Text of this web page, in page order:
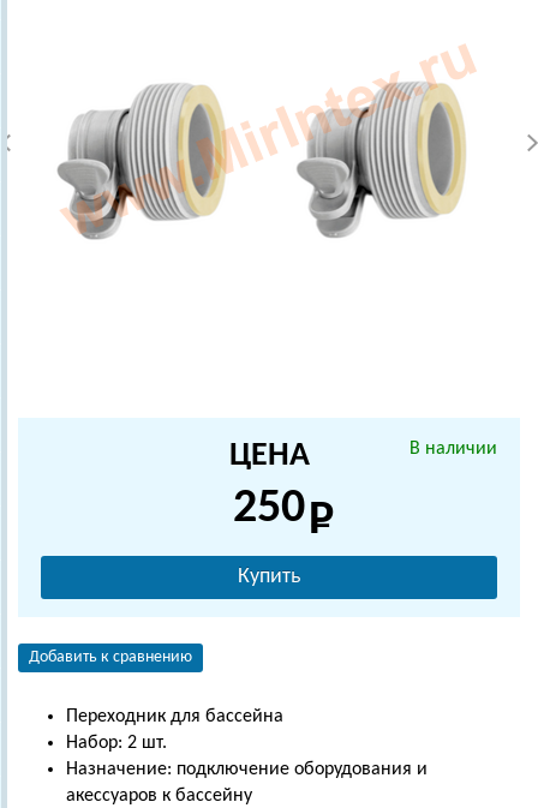
В наличии
ЦЕНА
250
Купить
Добавить к сравнению
Переходник для бассейна
Набор: 2 шт.
Назначение: подключение оборудования и
акессуаров к бассейну